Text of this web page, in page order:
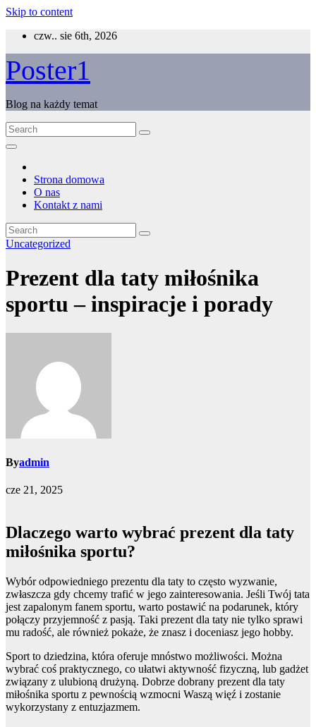
Skip to content
czw.. sie 6th, 2026
Poster1
Blog na każdy temat
Strona domowa
O nas
Kontakt z nami
Uncategorized
Prezent dla taty miłośnika
sportu – inspiracje i porady
Byadmin
cze 21, 2025
Dlaczego warto wybrać prezent dla taty
miłośnika sportu?
Wybór odpowiedniego prezentu dla taty to często wyzwanie,
zwłaszcza gdy chcemy trafić w jego zainteresowania. Jeśli Twój tata
jest zapalonym fanem sportu, warto postawić na podarunek, który
połączy przyjemność z pasją. Taki prezent dla taty nie tylko sprawi
mu radość, ale również pokaże, że znasz i doceniasz jego hobby.
Sport to dziedzina, która oferuje mnóstwo możliwości. Można
wybrać coś praktycznego, co ułatwi aktywność fizyczną, lub gadżet
związany z ulubioną drużyną. Dobrze dobrany prezent dla taty
miłośnika sportu z pewnością wzmocni Waszą więź i zostanie
wykorzystany z entuzjazmem.